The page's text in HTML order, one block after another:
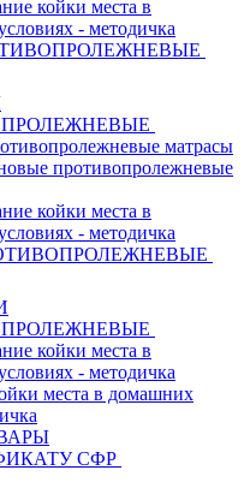
койки места в
- методичка
матрасы
противопролежневые
койки места в
- методичка
койки места в
- методичка
места в домашних
СФР